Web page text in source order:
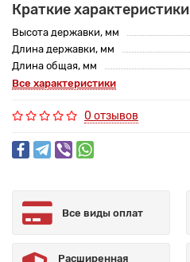
Краткие характеристики
Высота державки, мм
Длина державки, мм
Длина общая, мм
Все характеристики
0 отзывов
Все виды оплат
Расширенная